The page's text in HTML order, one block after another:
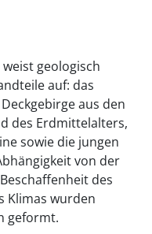
geologisch
auf: das
aus den
des Erdmittelalters,
sowie die jungen
von der
des
Klimas wurden
geformt.